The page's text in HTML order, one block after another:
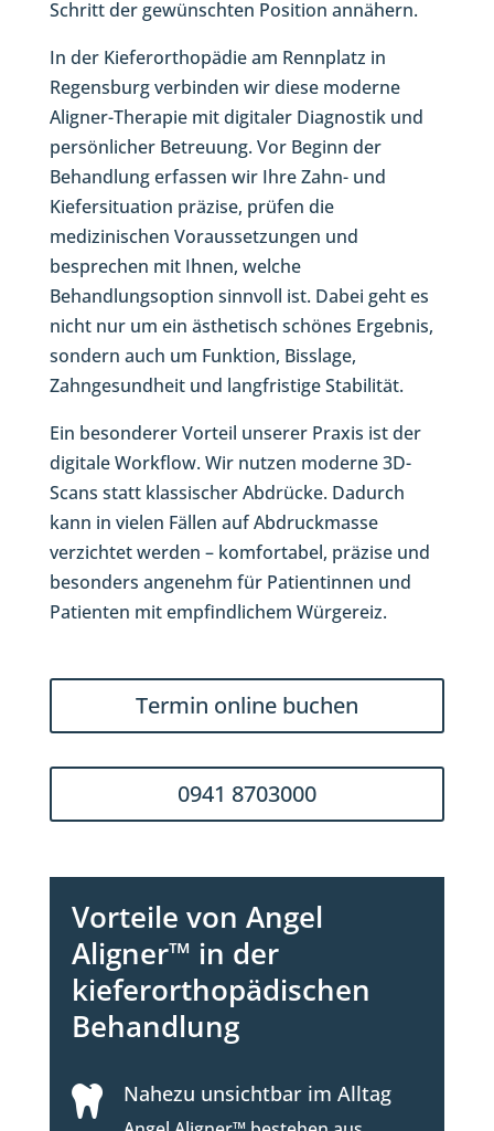
Schritt der gewünschten Position annähern.
In der Kieferorthopädie am Rennplatz in
Regensburg verbinden wir diese moderne
Aligner-Therapie mit digitaler Diagnostik und
persönlicher Betreuung. Vor Beginn der
Behandlung erfassen wir Ihre Zahn- und
Kiefersituation präzise, prüfen die
medizinischen Voraussetzungen und
besprechen mit Ihnen, welche
Behandlungsoption sinnvoll ist. Dabei geht es
nicht nur um ein ästhetisch schönes Ergebnis,
sondern auch um Funktion, Bisslage,
Zahngesundheit und langfristige Stabilität.
Ein besonderer Vorteil unserer Praxis ist der
digitale Workflow. Wir nutzen moderne 3D-
Scans statt klassischer Abdrücke. Dadurch
kann in vielen Fällen auf Abdruckmasse
verzichtet werden – komfortabel, präzise und
besonders angenehm für Patientinnen und
Patienten mit empfindlichem Würgereiz.
Termin online buchen
0941 8703000
Vorteile von Angel
Aligner™ in der
kieferorthopädischen
Behandlung
 Nahezu unsichtbar im Alltag